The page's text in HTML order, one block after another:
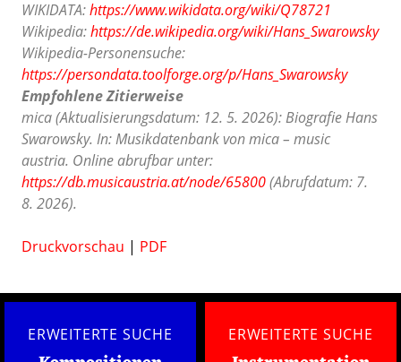
WIKIDATA:https://www.wikidata.org/wiki/Q78721
Wikipedia:https://de.wikipedia.org/wiki/Hans_Swarowsky
Wikipedia-Personensuche:
https://persondata.toolforge.org/p/Hans_Swarowsky
Empfohlene Zitierweise
mica (Aktualisierungsdatum: 12. 5. 2026): Biografie Hans
Swarowsky. In: Musikdatenbank von mica – music
austria. Online abrufbar unter:
https://db.musicaustria.at/node/65800(Abrufdatum: 7.
8. 2026).
Druckvorschau | PDF
ERWEITERTE SUCHE ERWEITERTE SUCHE